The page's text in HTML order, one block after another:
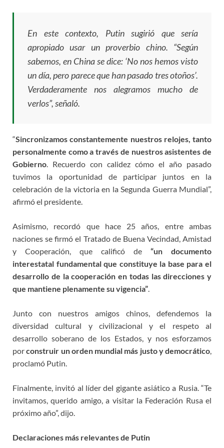
En este contexto, Putin sugirió que sería
apropiado usar un proverbio chino. “Según
sabemos, en China se dice: ‘No nos hemos visto
un día, pero parece que han pasado tres otoños’.
Verdaderamente nos alegramos mucho de
verlos”, señaló.
“Sincronizamos constantemente nuestros relojes, tanto
personalmente como a través de nuestros asistentes de
Gobierno. Recuerdo con calidez cómo el año pasado
tuvimos la oportunidad de participar juntos en la
celebración de la victoria en la Segunda Guerra Mundial”,
afirmó el presidente.
Asimismo, recordó que hace 25 años, entre ambas
naciones se firmó el Tratado de Buena Vecindad, Amistad
y Cooperación, que calificó de “un documento
interestatal fundamental que constituye la base para el
desarrollo de la cooperación en todas las direcciones y
que mantiene plenamente su vigencia”.
Junto con nuestros amigos chinos, defendemos la
diversidad cultural y civilizacional y el respeto al
desarrollo soberano de los Estados, y nos esforzamos
porconstruir un orden mundial más justo y democrático,
proclamó Putin.
Finalmente, invitó al líder del gigante asiático a Rusia. “Te
invitamos, querido amigo, a visitar la Federación Rusa el
próximo año”, dijo.
Declaraciones más relevantes de Putin